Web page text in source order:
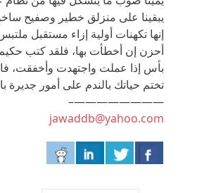
يبقينا على منزلق خطير وصفيح
إنها تكهنات أولية إزاء مستقبل
أحزن إن أخطأت بها، فلقد كتب
بأس إذا عملت واجتهدت وأخفقت،
تختم حياتك بالندم على أمور جديرة
————————–
jawaddb@yahoo.com